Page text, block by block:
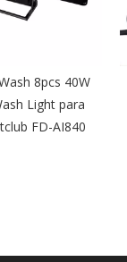
8pcs 40W
Light para
FD-AI840